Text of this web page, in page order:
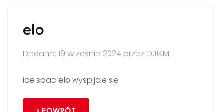
elo
Dodano: 19 września 2024 przez OJiKM
ide spac elo wyspijcie się